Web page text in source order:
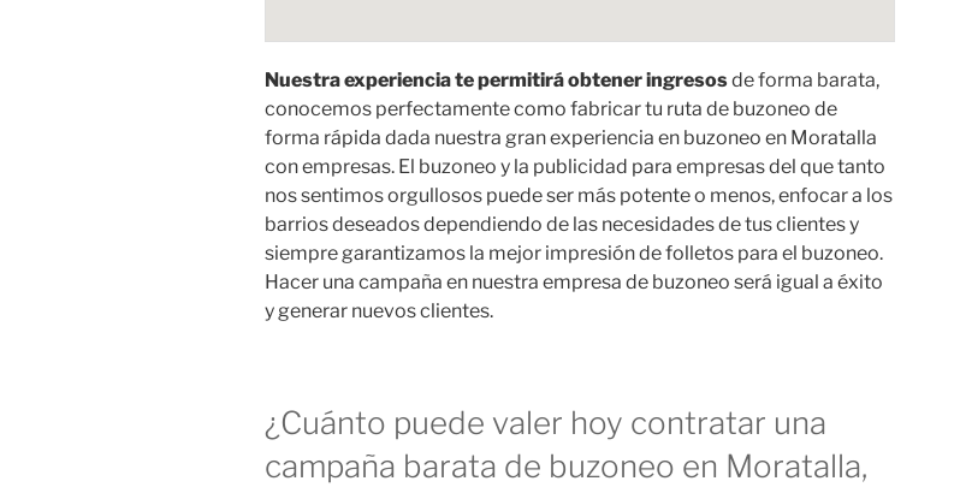
Nuestra experiencia te permitirá obtener ingresosde forma barata,
conocemos perfectamente como fabricar tu ruta de buzoneo de
forma rápida dada nuestra gran experiencia en buzoneo en Moratalla
con empresas. El buzoneo y la publicidad para empresas del que tanto
nos sentimos orgullosos puede ser más potente o menos, enfocar a los
barrios deseados dependiendo de las necesidades de tus clientes y
siempre garantizamos la mejor impresión de folletos para el buzoneo.
Hacer una campaña en nuestra empresa de buzoneo será igual a éxito
y generar nuevos clientes.
¿Cuánto puede valer hoy contratar una
campaña barata de buzoneo en Moratalla,